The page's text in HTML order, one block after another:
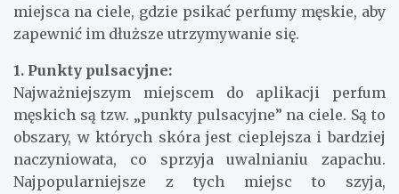
miejsca na ciele, gdzie psikać perfumy męskie, aby
zapewnić im dłuższe utrzymywanie się.
1. Punkty pulsacyjne:
Najważniejszym miejscem do aplikacji perfum
męskich są tzw. „punkty pulsacyjne” na ciele. Są to
obszary, w których skóra jest cieplejsza i bardziej
naczyniowata, co sprzyja uwalnianiu zapachu.
Najpopularniejsze z tych miejsc to szyja,